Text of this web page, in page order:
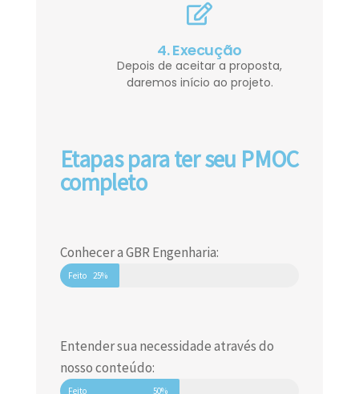
4. Execução
Depois de aceitar a proposta,
daremos início ao projeto.
Etapas para ter seu PMOC
completo
Conhecer a GBR Engenharia:
Feito 25%
Entender sua necessidade através do
nosso conteúdo:
Feito 50%